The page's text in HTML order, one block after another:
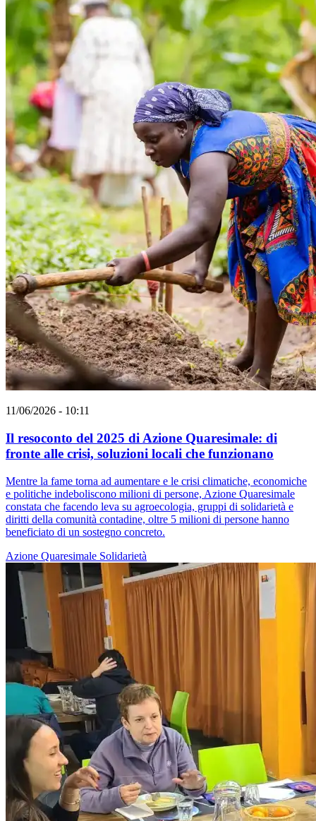
11/06/2026 - 10:11
Il resoconto del 2025 di Azione Quaresimale: di
fronte alle crisi, soluzioni locali che funzionano
Mentre la fame torna ad aumentare e le crisi climatiche, economiche
e politiche indeboliscono milioni di persone, Azione Quaresimale
constata che facendo leva su agroecologia, gruppi di solidarietà e
diritti della comunità contadine, oltre 5 milioni di persone hanno
beneficiato di un sostegno concreto.
Azione Quaresimale Solidarietà